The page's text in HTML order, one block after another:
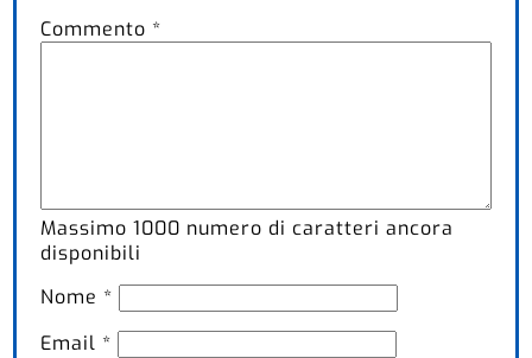
Commento *
Massimo1000 numero di caratteri ancora
disponibili
Nome *
Email *